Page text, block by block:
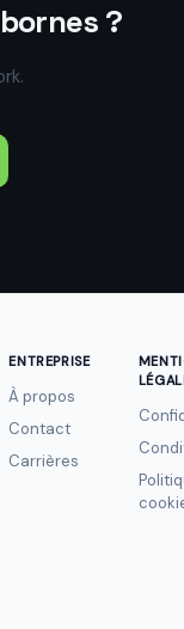
?
ENTREPRISE
À propos
Contact
Carrières